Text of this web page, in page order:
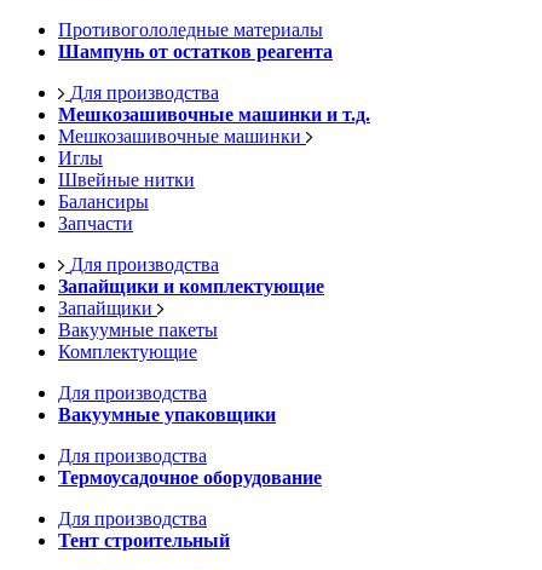
Противогололедные материалы
Шампунь от остатков реагента
Для производства
Мешкозашивочные машинки и т.д.
Мешкозашивочные машинки
Иглы
Швейные нитки
Балансиры
Запчасти
Для производства
Запайщики и комплектующие
Запайщики
Вакуумные пакеты
Комплектующие
Для производства
Вакуумные упаковщики
Для производства
Термоусадочное оборудование
Для производства
Тент строительный